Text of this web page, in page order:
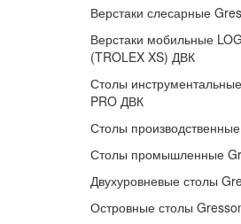
Верстаки слесарные
Верстаки мобильные
(TROLEX XS) ДВК
Столы
PRO ДВК
Столы
Столы промышленные
Двухуровневые столы
Островные столы